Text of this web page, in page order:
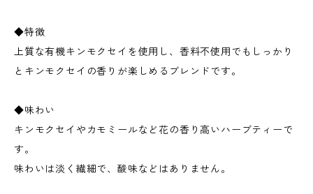
◆特徴
上質な有機キンモクセイを使用し、香料不使用でもしっかり
とキンモクセイの香りが楽しめるブレンドです。
◆味わい
キンモクセイやカモミールなど花の香り高いハーブティーで
す。
味わいは淡く繊細で、酸味などはありません。